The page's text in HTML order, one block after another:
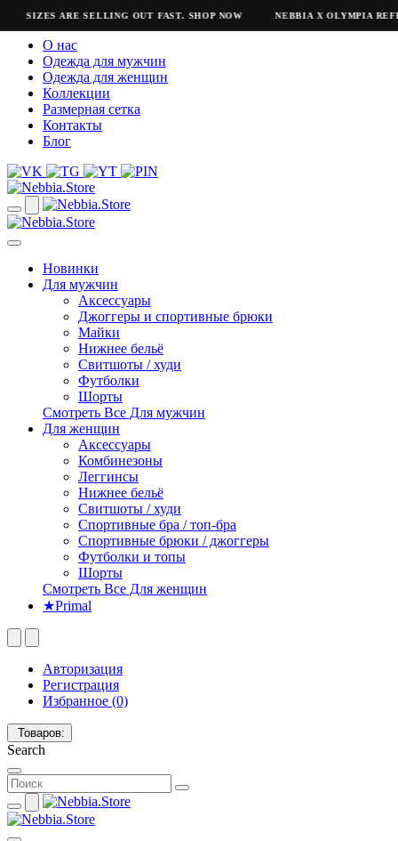
SIZES ARE SELLING OUT FAST. SHOP NOW NEBBIA X OLYMPIA
О нас
Одежда для мужчин
Одежда для женщин
Коллекции
Размерная сетка
Контакты
Блог
Новинки
Для мужчин
Аксессуары
Джоггеры и спортивные брюки
Майки
Нижнее бельё
Свитшоты / худи
Футболки
Шорты
Смотреть Все Для мужчин
Для женщин
Аксессуары
Комбинезоны
Леггинсы
Нижнее бельё
Свитшоты / худи
Спортивные бра / топ-бра
Спортивные брюки / джоггеры
Футболки и топы
Шорты
Смотреть Все Для женщин
★Primal
Авторизация
Регистрация
Избранное (0)
Товаров:
Search